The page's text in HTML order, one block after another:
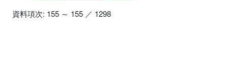
資料項次: 155 ～ 155 ／ 1298